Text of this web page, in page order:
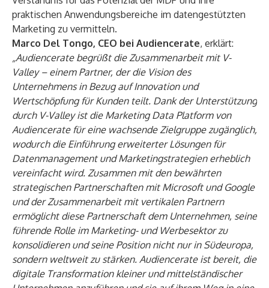
praktischen Anwendungsbereiche im datengestützten
Marketing zu vermitteln.
Marco Del Tongo, CEO bei Audiencerate, erklärt:
„Audiencerate begrüßt die Zusammenarbeit mit V-
Valley – einem Partner, der die Vision des
Unternehmens in Bezug auf Innovation und
Wertschöpfung für Kunden teilt. Dank der Unterstützung
durch V-Valley ist die Marketing Data Platform von
Audiencerate für eine wachsende Zielgruppe zugänglich,
wodurch die Einführung erweiterter Lösungen für
Datenmanagement und Marketingstrategien erheblich
vereinfacht wird. Zusammen mit den bewährten
strategischen Partnerschaften mit Microsoft und Google
und der Zusammenarbeit mit vertikalen Partnern
ermöglicht diese Partnerschaft dem Unternehmen, seine
führende Rolle im Marketing- und Werbesektor zu
konsolidieren und seine Position nicht nur in Südeuropa,
sondern weltweit zu stärken. Audiencerate ist bereit, die
digitale Transformation kleiner und mittelständischer